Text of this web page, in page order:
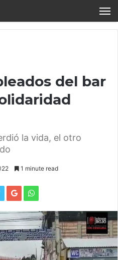
del bar
la vida, el otro
1 minute read